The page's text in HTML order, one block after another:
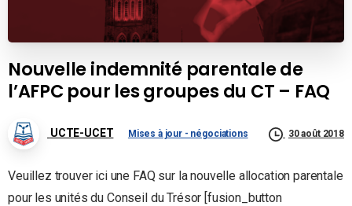
Nouvelle indemnité parentale de
l’AFPC pour les groupes du CT – FAQ
UCTE-UCET Mises à jour - négociations 30 août 2018
Veuillez trouver ici une FAQ sur la nouvelle allocation parentale
pour les unités du Conseil du Trésor [fusion_button